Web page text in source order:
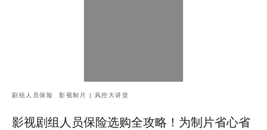
剧组人员保险 影视制片 | 风控大讲堂
影视剧组人员保险选购全攻略！为制片省心省